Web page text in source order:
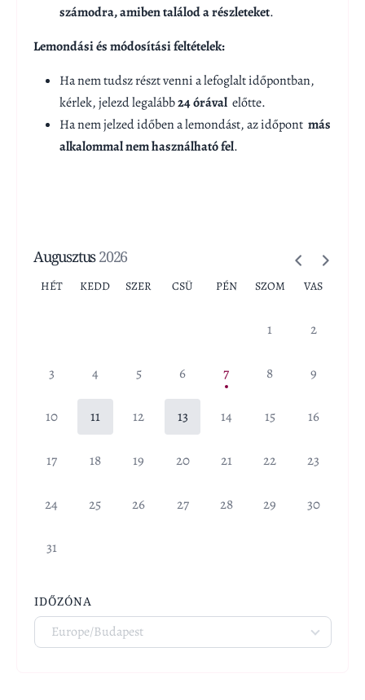
számodra, amiben találod a részleteket.
Lemondási és módosítási feltételek:
Ha nem tudsz részt venni a lefoglalt időpontban,
kérlek, jelezd legalább24 órával előtte.
Ha nem jelzed időben a lemondást, az időpont más
alkalommal nem használható fel.
Augusztus2026
HÉT KEDD SZER CSÜ PÉN SZOM VAS
1 2
3 4 5 6 7 8 9
10 11 12 13 14 15 16
17 18 19 20 21 22 23
24 25 26 27 28 29 30
31
IDŐZÓNA
Europe/Budapest